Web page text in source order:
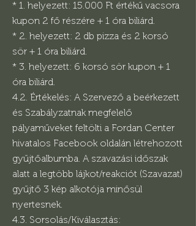
* 1. helyezett: 15.000 Ft értékű vacsora
kupon 2 fő részére + 1 óra biliárd.
* 2. helyezett: 2 db pizza és 2 korsó
sör + 1 óra biliárd.
* 3. helyezett: 6 korsó sör kupon + 1
óra biliárd.
4.2. Értékelés: A Szervező a beérkezett
és Szabályzatnak megfelelő
pályaműveket feltölti a Fordan Center
hivatalos Facebook oldalán létrehozott
gyűjtőalbumba. A szavazási időszak
alatt a legtöbb lájkot/reakciót (Szavazat)
gyűjtő 3 kép alkotója minősül
nyertesnek.
4.3. Sorsolás/Kiválasztás: